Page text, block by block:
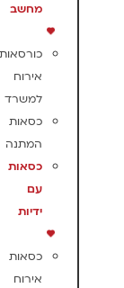
מחשב
כורסאות
אירוח
למשרד
כסאות
המתנה
כסאות
עם
ידיות
כסאות
אירוח